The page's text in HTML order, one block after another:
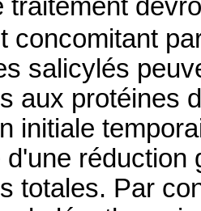
traitement
concomitant
salicylés
aux protéines
initiale
d'une
totales. Par